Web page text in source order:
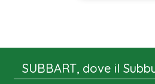
SUBBART, dove il